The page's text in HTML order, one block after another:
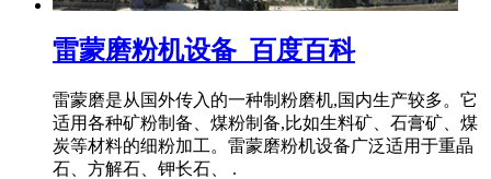
雷蒙磨粉机设备_百度百科
雷蒙磨是从国外传入的一种制粉磨机,国内生产较多。它
适用各种矿粉制备、煤粉制备,比如生料矿、石膏矿、煤
炭等材料的细粉加工。雷蒙磨粉机设备广泛适用于重晶
石、方解石、钾长石、 .